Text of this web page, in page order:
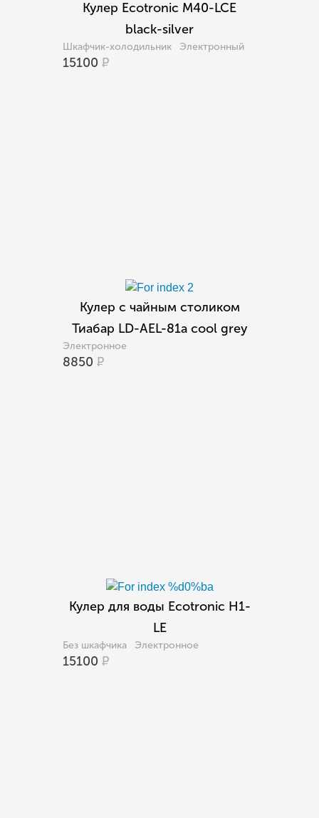
Кулер Ecotronic M40-LCE
black-silver
Шкафчик-холодильник Электронный
15100 Р
Кулер с чайным столиком
Тиабар LD-AEL-81a cool grey
Электронное
8850 Р
Кулер для воды Ecotronic H1-
LE
Без шкафчика Электронное
15100 Р